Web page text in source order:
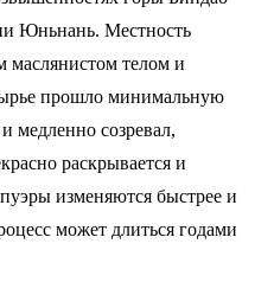
Юньнань. Местность
маслянистом телом и
прошло минимальную
медленно созревал,
раскрывается и
изменяются быстрее и
может длиться годами